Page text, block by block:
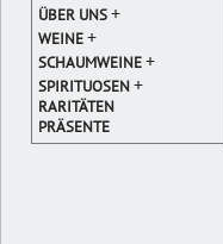
ÜBER UNS+
WEINE+
SCHAUMWEINE+
SPIRITUOSEN+
RARITÄTEN
PRÄSENTE